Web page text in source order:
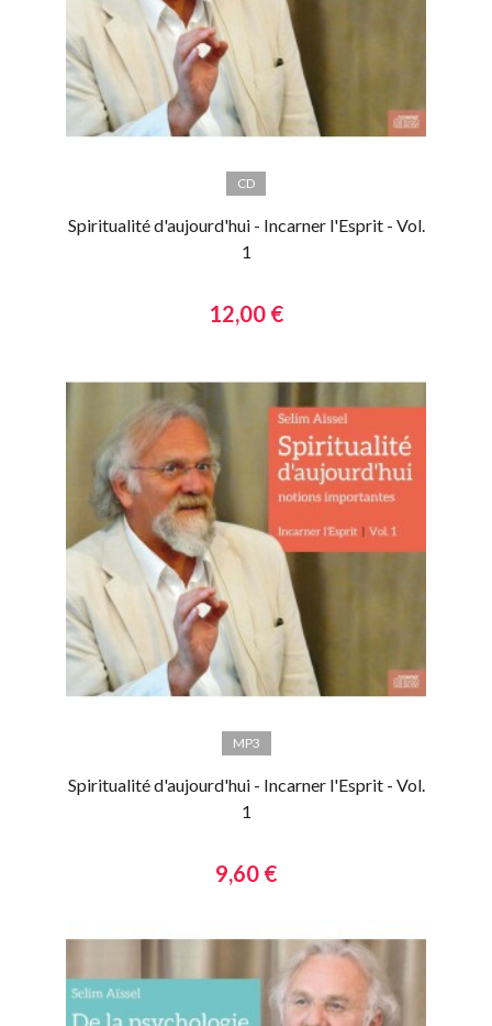
CD
Spiritualité d'aujourd'hui - Incarner l'Esprit - Vol.
1
12,00 €
MP3
Spiritualité d'aujourd'hui - Incarner l'Esprit - Vol.
1
9,60 €